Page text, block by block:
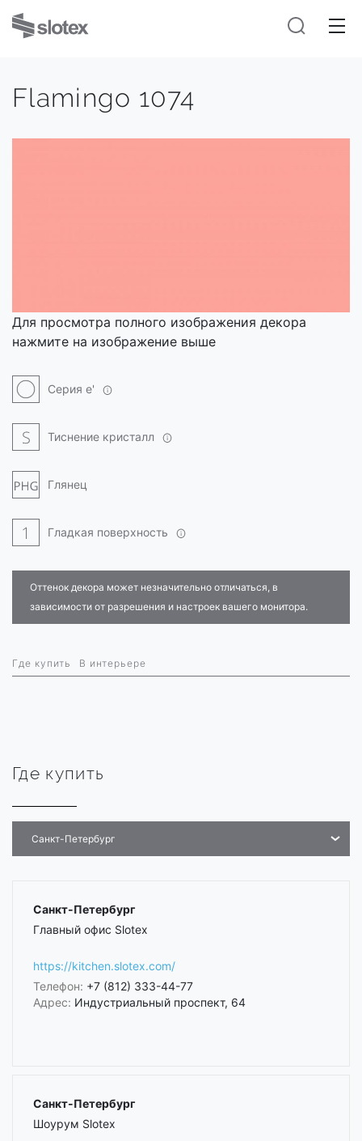
Flamingo 1074
Для просмотра полного изображения декора
нажмите на изображение выше
Серия e'
Тиснение кристалл
Глянец
Гладкая поверхность
Оттенок декора может незначительно отличаться, в
зависимости от разрешения и настроек вашего монитора.
Где купить В интерьере
Где купить
Санкт-Петербург
Санкт-Петербург
Главный офис Slotex
https://kitchen.slotex.com/
Телефон: +7 (812) 333-44-77
Адрес: Индустриальный проспект, 64
Санкт-Петербург
Шоурум Slotex